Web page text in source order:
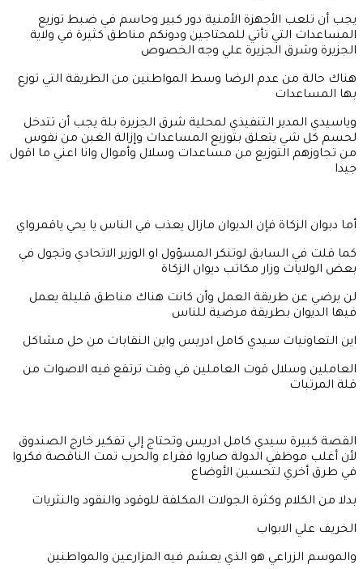
يجب أن تلعب الأجهزة الأمنية دور كبير وحاسم في ضبط توزيع
المساعدات التي تأتي للمحتاجين ودونكم مناطق كثيرة في ولاية
الجزيرة وشرق الجزيرة علي وجه الخصوص
هناك حالة من عدم الرضا وسط المواطنين من الطريقة التي توزع
بها المساعدات
وياسيدي المدير التنفيذي لمحلية شرق الجزيرة بلة يجب أن تتدخل
لحسم كل شي يتعلق بتوزيع المساعدات وإزالة الغبن من نفوس
من تجاوزهم التوزيع من مساعدات وسلال وأموال وانا اعني ما اقول
جيدا
أما دبوان الزكاة فإن الديوان مازال يعذب في الناس يا يحي ياقمرواي
كما قلت في السابق لوتنكر المسؤول او الوزير الاتحادي وتجول في
بعض الولايات وزار مكاتب ديوان الزكاة
لن يرضي عن طريقة العمل وأن كانت هناك مناطق قليلة يعمل
فيها الديوان بطريقة مرضية للناس
اين التعاونيات سيدي كامل ادريس واين النقابات من حل مشاكل
العاملين وسلال قوت العاملين في وقت ترتفع فيه الاصوات من
قلة المرتبات
القصة كبيرة سيدي كامل ادريس وتحتاج إلي تفكير خارج الصندوق
لأن أغلب موظفي الدولة صاروا فقراء والحرب تمت الناقصة فكروا
في طرق أخري لتحسين الأوضاع
بدلا من الكلام وكثرة الجولات المكلفة للوقود والنقود والنثريات
الخريف علي الابواب
والموسم الزراعي هو الذي يعشم فيه المزارعين والمواطنين